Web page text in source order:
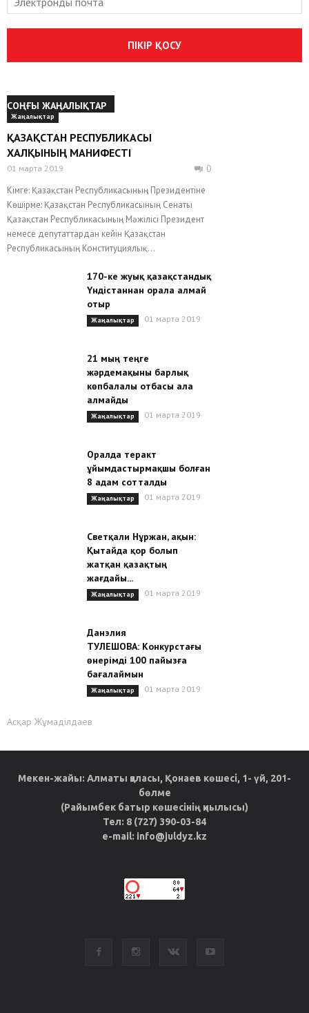
СОҢҒЫ ЖАҢАЛЫҚТАР
Жаңалықтар
ҚАЗАҚСТАН РЕСПУБЛИКАСЫ
ХАЛҚЫНЫҢ МАНИФЕСТІ
01 марта 2019
0
Кімге: Қазақстан Республикасының Президентіне
Көшірме: Қазақстан Республикасының Сенаты
Қазақстан Республикасының Мәжілісі Президент
немесе депутаттардан кейін Қазақстан
Республикасының Конституциялық...
170-ке жуық қазақстандық
Үндістаннан орала алмай
отыр
Жаңалықтар 01 марта 2019
21 мың теңге
жәрдемақыны барлық
көпбалалы отбасы ала
алмайды
Жаңалықтар 01 марта 2019
Оралда теракт
ұйымдастырмақшы болған
8 адам сотталды
Жаңалықтар 01 марта 2019
Светқали Нұржан, ақын:
Қытайда қор болып
жатқан қазақтың
жағдайы...
Жаңалықтар 01 марта 2019
Данэлия
ТУЛЕШОВА: Конкурстағы
өнерімді 100 пайызға
бағалаймын
Жаңалықтар 01 марта 2019
Асқар Жұмаділдаев
Мекен-жайы: Алматы қаласы, Қонаев көшесі, 1- үй, 201-
бөлме
(Райымбек батыр көшесінің қиылысы)
Тел: 8 (727) 390-03-84
e-mail: info@juldyz.kz